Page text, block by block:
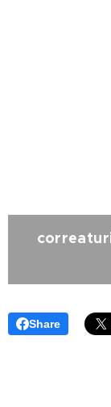
Share